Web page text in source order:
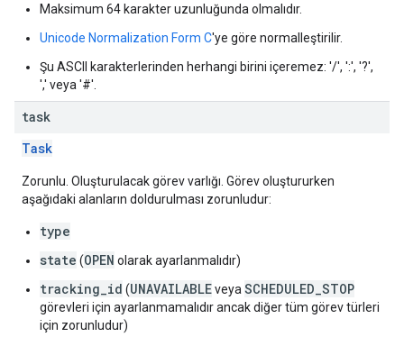
Maksimum 64 karakter uzunluğunda olmalıdır.
Unicode Normalization Form C'ye göre normalleştirilir.
Şu ASCII karakterlerinden herhangi birini içeremez: '/', ':', '?',
',' veya '#'.
task
Task
Zorunlu. Oluşturulacak görev varlığı. Görev oluştururken
aşağıdaki alanların doldurulması zorunludur:
type
state (OPEN olarak ayarlanmalıdır)
tracking_id (UNAVAILABLEveya SCHEDULED_STOP
görevleri için ayarlanmamalıdır ancak diğer tüm görev türleri
için zorunludur)